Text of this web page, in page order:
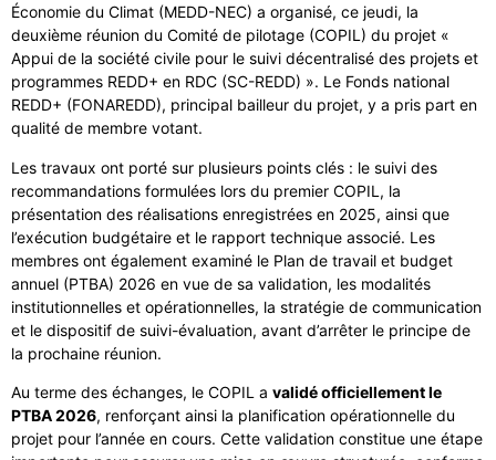
Économie du Climat (MEDD-NEC) a organisé, ce jeudi, la
deuxième réunion du Comité de pilotage (COPIL) du projet «
Appui de la société civile pour le suivi décentralisé des projets et
programmes REDD+ en RDC (SC-REDD) ». Le Fonds national
REDD+ (FONAREDD), principal bailleur du projet, y a pris part en
qualité de membre votant.
Les travaux ont porté sur plusieurs points clés : le suivi des
recommandations formulées lors du premier COPIL, la
présentation des réalisations enregistrées en 2025, ainsi que
l’exécution budgétaire et le rapport technique associé. Les
membres ont également examiné le Plan de travail et budget
annuel (PTBA) 2026 en vue de sa validation, les modalités
institutionnelles et opérationnelles, la stratégie de communication
et le dispositif de suivi-évaluation, avant d’arrêter le principe de
la prochaine réunion.
Au terme des échanges, le COPIL a validé officiellement le
PTBA 2026, renforçant ainsi la planification opérationnelle du
projet pour l’année en cours. Cette validation constitue une étape